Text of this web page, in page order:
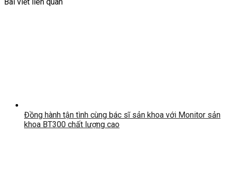
Đồng hành tận tình cùng bác sĩ sản khoa với Monitor sản
khoa BT300 chất lượng cao